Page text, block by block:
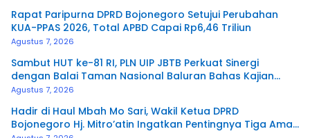
Rapat Paripurna DPRD Bojonegoro Setujui Perubahan
KUA-PPAS 2026, Total APBD Capai Rp6,46 Triliun
Agustus 7, 2026
Sambut HUT ke-81 RI, PLN UIP JBTB Perkuat Sinergi
dengan Balai Taman Nasional Baluran Bahas Kajian
Rencana Proyek SUTET 500 kV Paiton–
Agustus 7, 2026
Hadir di Haul Mbah Mo Sari, Wakil Ketua DPRD
Bojonegoro Hj. Mitro’atin Ingatkan Pentingnya Tiga Amal